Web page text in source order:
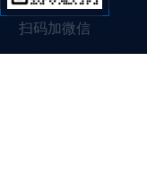
扫码加微信